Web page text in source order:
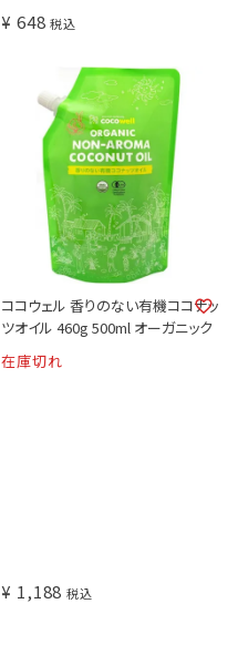
¥ 648 税込
ココウェル 香りのない有機ココナッ
ツオイル 460g 500ml オーガニック
在庫切れ
¥ 1,188 税込